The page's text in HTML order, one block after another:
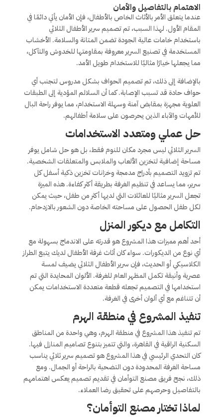
الاهتمام بالتفاصيل والأمان
عندما يتعلق الأمر بالأثاث الخاص بالأطفال، فإن الأمان يأتي دائمًا في
المقام الأول. لهذا السبب، تم تصميم سرير الأطفال الثلاثي
باستخدام خامات عالية الجودة تضمن المتانة والسلامة. الأخشاب
المستخدمة في تصنيع السرير معروفة بمقاومتها للخدوش والتآكل،
مما يجعلها خيارًا مثاليًا للاستخدام طويل الأمد.
بالإضافة إلى ذلك، تم تصميم الحواف بشكل مدروس لتجنب أي
حواف حادة قد تسبب الإصابة. كما أن السلالم المؤدية إلى الطبقات
العلوية مجهزة بمقابض آمنة وسهلة الاستخدام، مما يوفر راحة البال
للأمهات والآباء الذين يحرصون على سلامة أطفالهم.
حل عملي ومتعدد الاستخدامات
السرير الثلاثي ليس مجرد مكان للنوم فقط، بل هو حل شامل يوفر
مساحة إضافية لتخزين الألعاب والملابس والمتعلقات الشخصية.
تم تزويد التصميم بأدراج مدمجة وخزانات تخزين ذكية أسفل كل
سرير، مما يساعد في تنظيم الغرفة بطريقة أكثر كفاءة. هذه الميزة
تجعل السرير مثاليًا للعائلات التي لديها أكثر من طفل، حيث يمكن
لكل طفل الحصول على مساحته الخاصة دون الشعور بالازدحام.
التكامل مع ديكور المنزل
أحد أهم مميزات هذا المشروع هو قدرته على الاندماج بسهولة مع
أي نوع من الديكورات. سواء كان أثاث غرفة الأطفال لديك يتبع الطراز
الكلاسيكي أو الحديث، فإن سرير الأطفال الثلاثي يضيف لمسة
عصرية وأنيقة تكمل المظهر العام للغرفة. الألوان المحايدة التي تم
استخدامها في التصميم تجعله قطعة متعددة الاستخدامات يمكن
أن تتناغم مع أي ألوان أخرى في الغرفة.
تنفيذ المشروع في منطقة الهرم
تم تنفيذ هذا المشروع في منطقة الهرم، وهي واحدة من المناطق
السكنية الراقية في القاهرة، والتي تتميز بتنوع تصاميم المنازل فيها.
كان التحدي الرئيسي في هذا المشروع هو تصميم سرير ثلاثي يناسب
مساحة الغرفة المحدودة دون التضحية بالراحة أو الجمال. ومع
ذلك، نجح فريق مصنع التوأمان في تقديم تصميم يعكس اهتمامهم
بالتفاصيل وحرصهم على تحقيق رضا العملاء.
لماذا تختار مصنع التوأمان؟